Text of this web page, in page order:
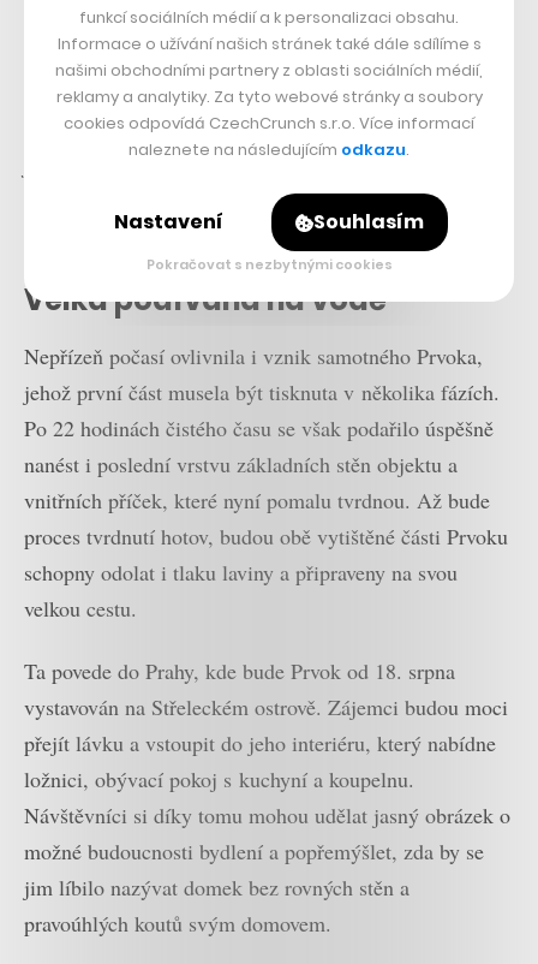
Tímto pojetím jsou ostatně inspirovány i tvary budovy.
Nejenže jsou přijatelnější pro tisk robotem, ale odráží
se v nich i Trpákovo hledání inspirace v přírodě.„V ní
jsou tvary více organické a mně je to nějakým
objasňuje důvod neobvyklých křivek
domu Michal Trpák.
Velká podívaná na vodě
Nepřízeň počasí ovlivnila i vznik samotného Prvoka,
jehož první část musela být tisknuta v několika fázích.
Po 22 hodinách čistého času se však podařilo úspěšně
nanést i poslední vrstvu základních stěn objektu a
vnitřních příček, které nyní pomalu tvrdnou. Až bude
proces tvrdnutí hotov, budou obě vytištěné části Prvoku
schopny odolat i tlaku laviny a připraveny na svou
velkou cestu.
Ta povede do Prahy, kde bude Prvok od 18. srpna
vystavován na Střeleckém ostrově. Zájemci budou moci
přejít lávku a vstoupit do jeho interiéru, který nabídne
ložnici, obývací pokoj s kuchyní a koupelnu.
Návštěvníci si díky tomu mohou udělat jasný obrázek o
možné budoucnosti bydlení a popřemýšlet, zda by se
jim líbilo nazývat domek bez rovných stěn a
pravoúhlých koutů svým domovem.
funkcí sociálních médií a k personalizaci obsahu.
Informace o užívání našich stránek také dále sdílíme s
našimi obchodními partnery z oblasti sociálních médií,
reklamy a analytiky. Za tyto webové stránky a soubory
cookies odpovídá CzechCrunch s.r.o. Více informací
naleznete na následujícím odkazu.
Nastavení Souhlasím
Pokračovat s nezbytnými cookies